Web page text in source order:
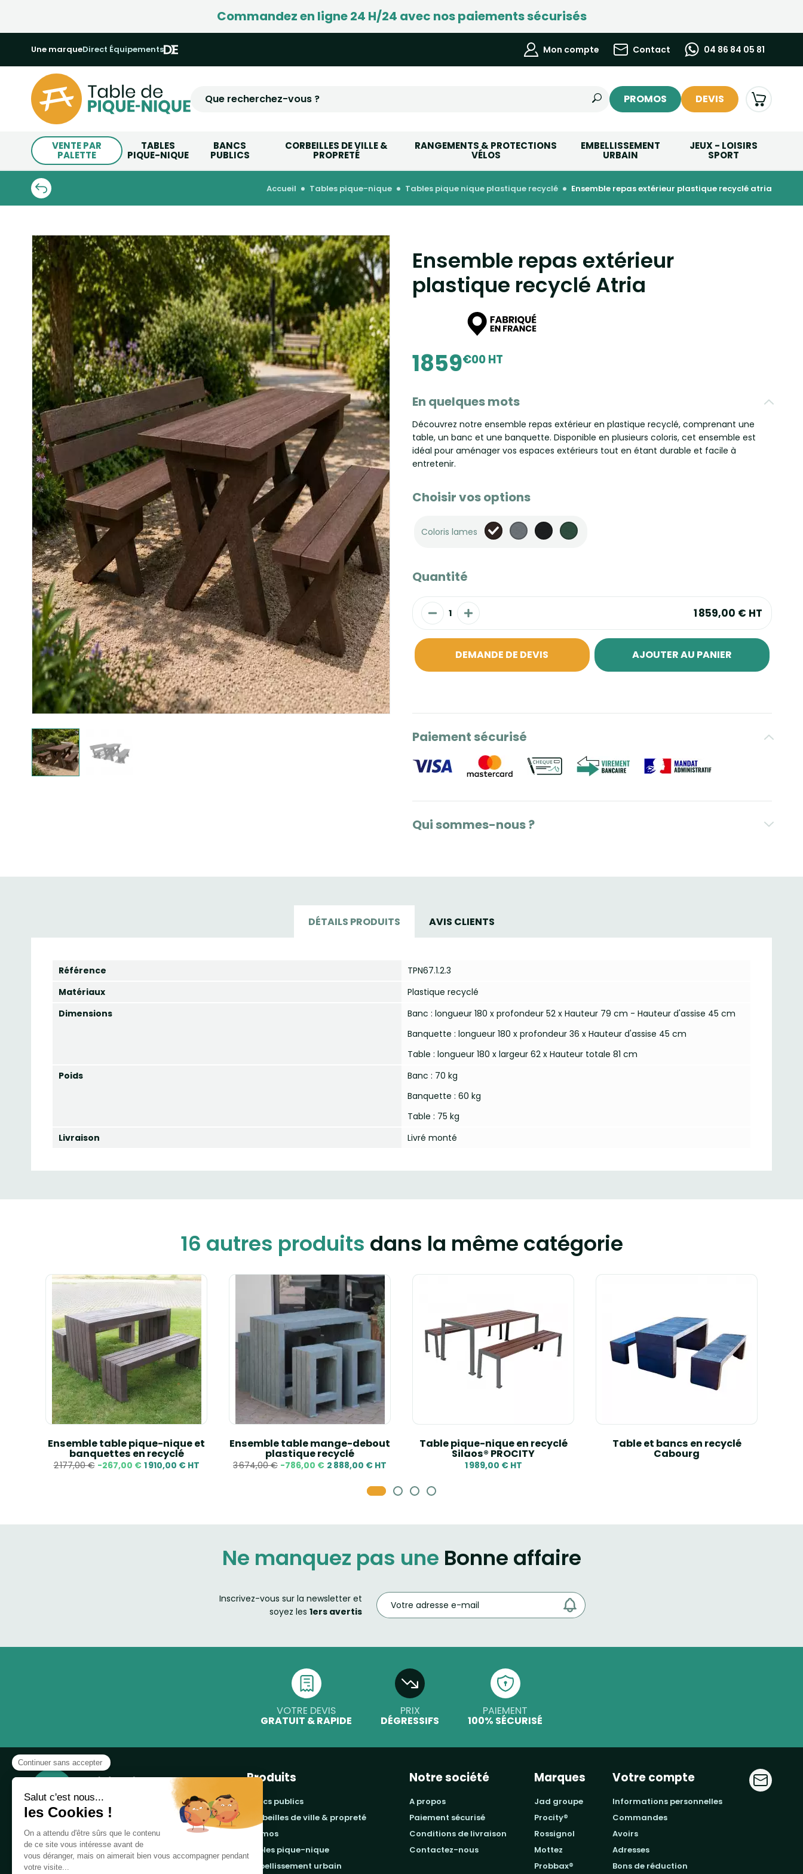
Commandez en ligne 24 H/24 avec nos paiements sécurisés
Une marqueDirect Équipements Mon compte Contact 04 86 84 05 81
PROMOS DEVIS
VENTE PAR
PALETTE
TABLES
PIQUE-NIQUE
BANCS
PUBLICS
CORBEILLES DE VILLE &
PROPRETÉ
RANGEMENTS & PROTECTIONS
VÉLOS
EMBELLISSEMENT
URBAIN
JEUX - LOISIRS
SPORT
accueil tables pique-nique tables pique nique plastique recyclé ensemble repas extérieur plastique recyclé atria
Ensemble repas extérieur
plastique recyclé Atria
1859€00 HT
En quelques mots
Découvrez notre ensemble repas extérieur en plastique recyclé, comprenant une
table, un banc et une banquette. Disponible en plusieurs coloris, cet ensemble est
idéal pour aménager vos espaces extérieurs tout en étant durable et facile à
entretenir.
Choisir vos options
Coloris lames
Quantité
1 859,00 € HT
DEMANDE DE DEVIS AJOUTER AU PANIER
Paiement sécurisé
Qui sommes-nous ?
DÉTAILS PRODUITS AVIS CLIENTS
Référence
TPN67.1.2.3
Matériaux
Plastique recyclé
Dimensions
Banc : longueur 180 x profondeur 52 x Hauteur 79 cm - Hauteur d'assise 45 cm
Banquette : longueur 180 x profondeur 36 x Hauteur d'assise 45 cm
Table : longueur 180 x largeur 62 x Hauteur totale 81 cm
Poids
Banc : 70 kg
Banquette : 60 kg
Table : 75 kg
Livraison
Livré monté
16 autres produits dans la même catégorie
Ensemble table pique-nique et
banquettes en recyclé
2 177,00 € -267,00 € 1 910,00 € HT
Ensemble table mange-debout
plastique recyclé
3 674,00 € -786,00 € 2 888,00 € HT
Table pique-nique en recyclé
Silaos® PROCITY
1 989,00 € HT
Table et bancs en recyclé
Cabourg
Ne manquez pas une Bonne affaire
Inscrivez-vous sur la newsletter et
soyez les 1ers avertis
VOTRE DEVIS
GRATUIT & RAPIDE
PRIX
DÉGRESSIFS
PAIEMENT
100% SÉCURISÉ
Notre boutique, spécialisée dans la vente de
table de pique-nique et de plein air, est
principalement adressée aux collectvités, aux
entreprises privées et publiques et au
Produits
bancs publics
corbeilles de ville & propreté
promos
tables pique-nique
embellissement urbain
Notre société
a propos
paiement sécurisé
conditions de livraison
contactez-nous
Marques
jad groupe
procity®
rossignol
mottez
probbax®
Votre compte
informations personnelles
commandes
avoirs
adresses
bons de réduction